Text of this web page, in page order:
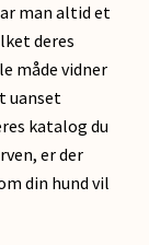
man altid et
deres
måde vidner
uanset
katalog du
er der
din hund vil